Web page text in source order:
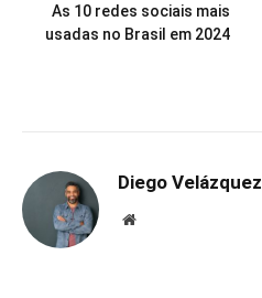
As 10 redes sociais mais
usadas no Brasil em 2024
Diego Velázquez
Website